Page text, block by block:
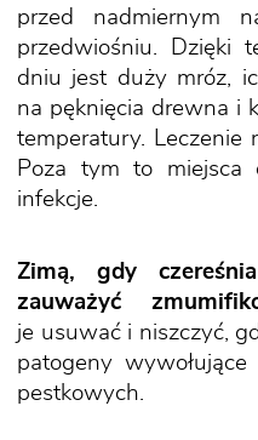
przed nadmiernym
przedwiośniu. Dzięki
dniu jest duży mróz,
na pęknięcia drewna i
temperatury. Leczenie
Poza tym to miejsca
infekcje.
Zimą, gdy
zauważyć
je usuwać i niszczyć,
patogeny
pestkowych.